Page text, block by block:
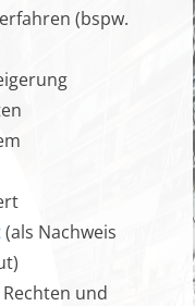
(bspw.
(als Nachweis
und